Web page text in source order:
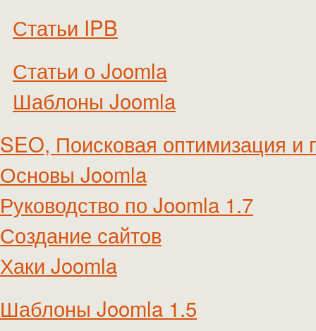
Статьи IPB
Статьи о Joomla
Шаблоны Joomla
SEO, Поисковая оптимизация и
Основы Joomla
Руководство по Joomla 1.7
Создание сайтов
Хаки Joomla
Шаблоны Joomla 1.5